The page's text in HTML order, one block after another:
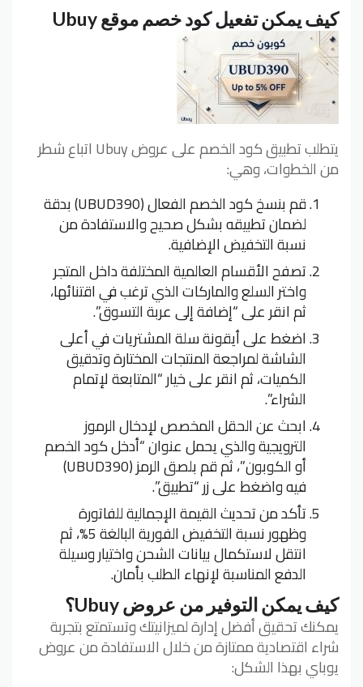
كيف يمكن تفعيل كود خصم موقع Ubuy
يتطلب تطبيق كود الخصم على عروض Ubuy اتباع شطر
من الخطوات، وهي:
قم بنسخ كود الخصم الفعال (UBUD390) بدقة
لضمان تطبيقه بشكل صحيح والاستفادة من
نسبة التخفيض الإضافية.
تصفح الأقسام العالمية المختلفة داخل المتجر
واختر السلع والماركات الذي ترغب في اقتنائها،
ثم انقر على “إضافة إلى عربة التسوق”.
اضغط على أيقونة سلة المشتريات في أعلى
الشاشة لمراجعة المنتجات المختارة وتدقيق
الكميات، ثم انقر على خيار “المتابعة لإتمام
الشراء”.
ابحث عن الحقل المخصص لإدخال الرموز
الترويجية والذي يحمل عنوان “أدخل كود الخصم
أو الكوبون”، ثم قم بلصق الرمز (UBUD390)
فيه واضغط على زر “تطبيق”.
تأكد من تحديث القيمة الإجمالية للفاتورة
وظهور نسبة التخفيض الفورية البالغة 5%، ثم
انتقل لاستكمال بيانات الشحن واختيار وسيلة
الدفع المناسبة لإنهاء الطلب بأمان.
كيف يمكن التوفير من عروض Ubuy؟
يمكنك تحقيق أفضل إدارة لميزانيتك وتستمتع بتجربة
شراء اقتصادية ممتازة من خلال الاستفادة من عروض
يوباي بهذا الشكل: